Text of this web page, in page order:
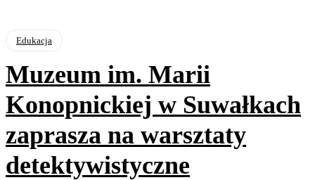
Edukacja
Muzeum im. Marii
Konopnickiej w Suwałkach
zaprasza na warsztaty
detektywistyczne